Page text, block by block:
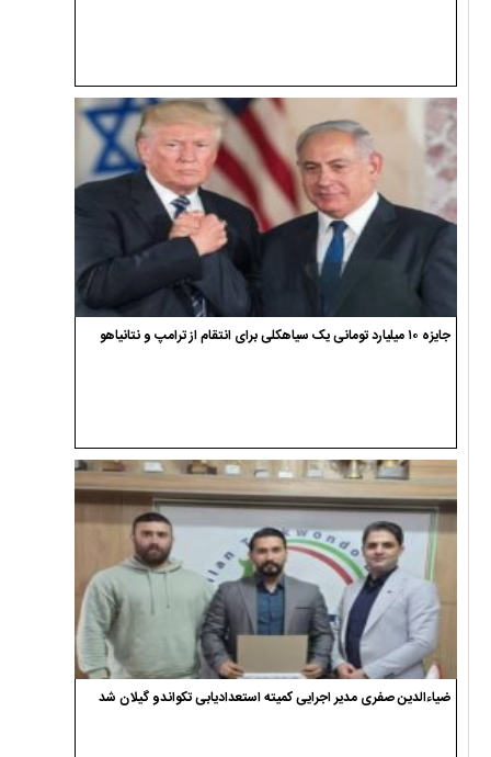
جایزه ۱۰ میلیارد تومانی یک سیاهکلی برای انتقام از ترامپ و نتانیاهو
ضیاءالدین صفری مدیر اجرایی کمیته استعدادیابی تکواندو گیلان شد